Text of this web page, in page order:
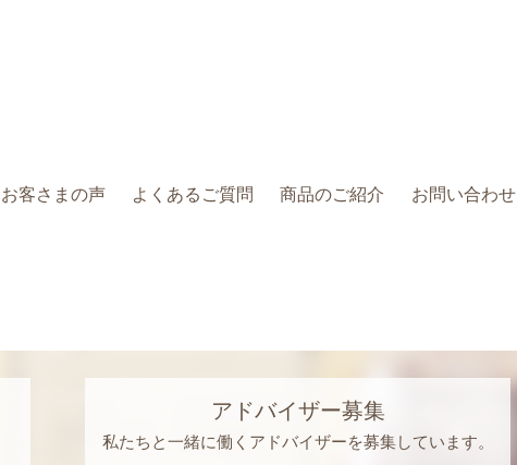
お客さまの声 よくあるご質問 商品のご紹介 お問い合わせ
アドバイザー募集
私たちと一緒に働くアドバイザーを募集しています。